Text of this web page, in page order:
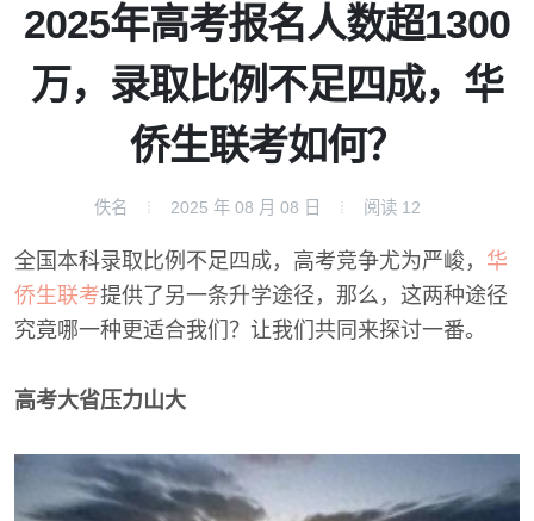
2025年高考报名人数超1300
万，录取比例不足四成，华
侨生联考如何？
佚名 2025 年 08 月 08 日 阅读 12
全国本科录取比例不足四成，高考竞争尤为严峻， 华
侨生联考提供了另一条升学途径，那么，这两种途径
究竟哪一种更适合我们？让我们共同来探讨一番。
高考大省压力山大